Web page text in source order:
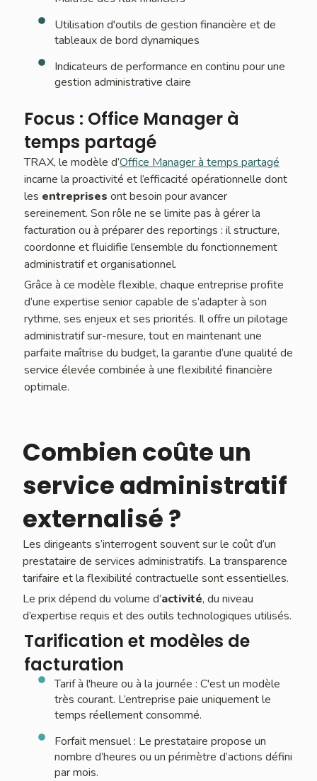
Utilisation d'outils de gestion financière et de
tableaux de bord dynamiques
Indicateurs de performance en continu pour une
gestion administrative claire
Focus : Office Manager à
temps partagé
TRAX, le modèle d’Office Manager à temps partagé
incarne la proactivité et l’efficacité opérationnelle dont
les entreprises ont besoin pour avancer
sereinement. Son rôle ne se limite pas à gérer la
facturation ou à préparer des reportings : il structure,
coordonne et fluidifie l’ensemble du fonctionnement
administratif et organisationnel.
Grâce à ce modèle flexible, chaque entreprise profite
d’une expertise senior capable de s’adapter à son
rythme, ses enjeux et ses priorités. Il offre un pilotage
administratif sur-mesure, tout en maintenant une
parfaite maîtrise du budget, la garantie d’une qualité de
service élevée combinée à une flexibilité financière
optimale.
Combien coûte un
service administratif
externalisé ?
Les dirigeants s’interrogent souvent sur le coût d’un
prestataire de services administratifs. La transparence
tarifaire et la flexibilité contractuelle sont essentielles.
Le prix dépend du volume d’activité, du niveau
d’expertise requis et des outils technologiques utilisés.
Tarification et modèles de
facturation
Tarif à l'heure ou à la journée : C'est un modèle
très courant. L’entreprise paie uniquement le
temps réellement consommé.
Forfait mensuel : Le prestataire propose un
nombre d’heures ou un périmètre d’actions défini
par mois.